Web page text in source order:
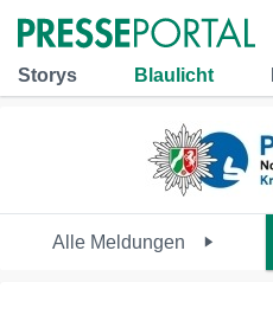
Storys Blaulicht
Alle Meldungen